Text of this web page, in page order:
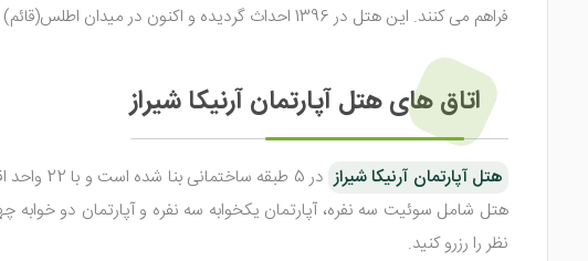
فراهم می کنند. این هتل در 1396 احداث گردیده و اکنون در میدان اطلس(قائم) ، بلوار هجرت ، خیابان جاوید قرار گرفته است. برای آشنایی بیشتر با هتل همراه ما در ادامه مطلب باشید.
اتاق های هتل آپارتمان آرنیکا شیراز
هتل آپارتمان آرنیکا شیراز
در 5
هتل شامل سوئیت سه نفره، آپارتمان یکخوابه سه نفره و آپارتمان دو خوابه
نظر را رزرو کنید.